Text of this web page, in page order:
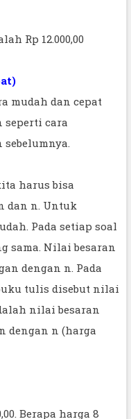
Rp 12.000,00
mudah dan cepat
seperti cara
harus bisa
dan n. Untuk
Pada setiap soal
sama. Nilai besaran
dengan n. Pada
tulis disebut nilai
nilai besaran
dengan n (harga
Berapa harga 8